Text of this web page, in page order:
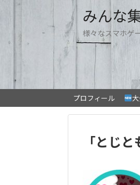
みんな
様々なスマホゲ
プロフィール
「とじと